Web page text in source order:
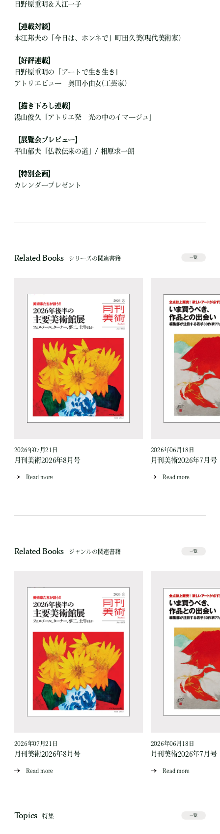
日野原重明＆入江一子
【連載対談】
本江邦夫の「今日は、ホンネで」町田久美(現代美術家)
【好評連載】
日野原重明の「アートで生き生き」
アトリエビュー 奥田小由女(工芸家)
【描き下ろし連載】
湯山俊久「アトリエ発 光の中のイマージュ」
【展覧会プレビュー】
平山郁夫「仏教伝来の道」/ 相原求一朗
【特別企画】
カレンダープレゼント
Related Books シリーズの関連書籍 一覧
2026年07月21日
月刊美術2026年8月号
Read more
2026年06月18日
月刊美術2026年7月号
Read more
Related Books ジャンルの関連書籍 一覧
2026年07月21日
月刊美術2026年8月号
Read more
2026年06月18日
月刊美術2026年7月号
Read more
Topics 特集 一覧